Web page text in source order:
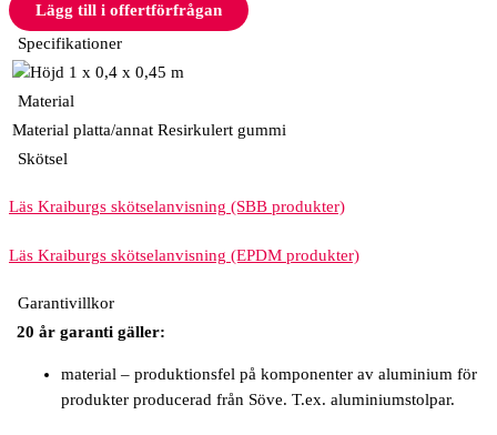
Lägg till i offertförfrågan
Specifikationer
1 x 0,4 x 0,45 m
Material
Material platta/annat Resirkulert gummi
Skötsel
Läs Kraiburgs skötselanvisning (SBB produkter)
Läs Kraiburgs skötselanvisning (EPDM produkter)
Garantivillkor
20 år garanti gäller:
material – produktionsfel på komponenter av aluminium för
produkter producerad från Söve. T.ex. aluminiumstolpar.